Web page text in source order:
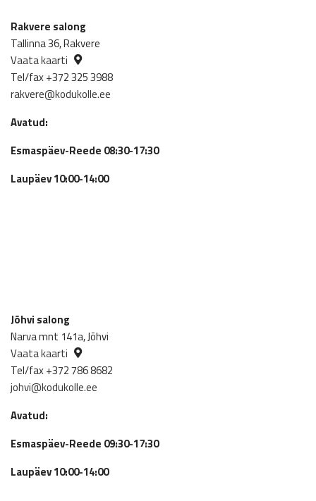
Rakvere salong
Tallinna 36, Rakvere
Vaata kaarti
Tel/fax +372 325 3988
rakvere@kodukolle.ee
Avatud:
Esmaspäev-Reede 08:30-17:30
Laupäev 10:00-14:00
Jõhvi salong
Narva mnt 141a, Jõhvi
Vaata kaarti
Tel/fax +372 786 8682
johvi@kodukolle.ee
Avatud:
Esmaspäev-Reede 09:30-17:30
Laupäev 10:00-14:00